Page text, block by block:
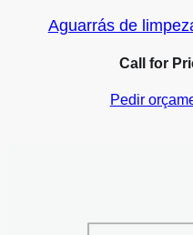
Aguarrás de
Call for
Pedir